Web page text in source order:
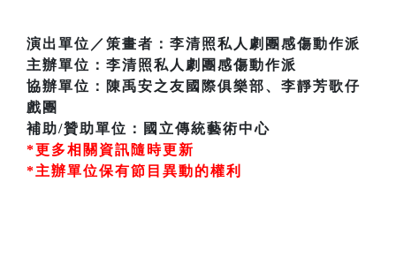
演出單位／策畫者：李清照私人劇團感傷動作派
主辦單位：李清照私人劇團感傷動作派
協辦單位：陳禹安之友國際俱樂部、李靜芳歌仔
戲團
補助/贊助單位：國立傳統藝術中心
*更多相關資訊隨時更新
*主辦單位保有節目異動的權利